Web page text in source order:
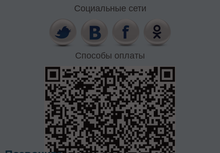
Социальные сети
Способы оплаты